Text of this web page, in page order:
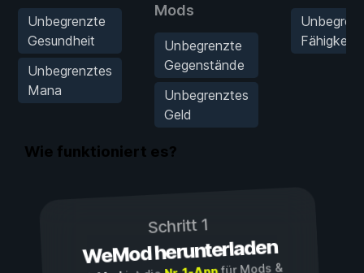
Unbegrenzte
Gesundheit
Unbegrenztes
Mana
Mods
Unbegrenzte
Gegenstände
Unbegrenztes
Geld
Wie funktioniert es?
Schritt 1
WeMod herunterladen
für Mods &